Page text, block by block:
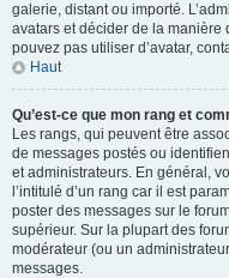
galerie, distant ou importé.
avatars et décider de la manière
pouvez pas utiliser d’avatar,
Haut
Qu’est-ce que mon rang et
Les rangs, qui peuvent être
de messages postés ou
et administrateurs. En général,
l’intitulé d’un rang car il est
poster des messages sur le
supérieur. Sur la plupart des
modérateur (ou un
messages.